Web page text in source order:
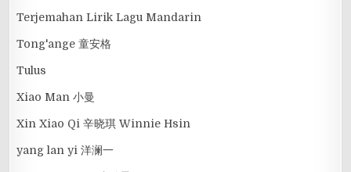
Terjemahan Lirik Lagu Mandarin
Tong'ange 童安格
Tulus
Xiao Man 小曼
Xin Xiao Qi 辛晓琪 Winnie Hsin
yang lan yi 洋澜一